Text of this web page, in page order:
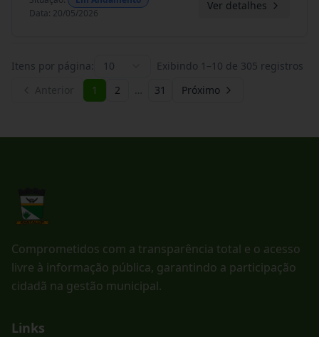
Data: 20/05/2026
Ver detalhes
Itens por página: 10 Exibindo 1 –10 de 305 registros
1 2 … 31 Próximo
Comprometidos com a transparência total e o acesso
livre à informação pública, garantindo a participação
cidadã na gestão municipal.
Links